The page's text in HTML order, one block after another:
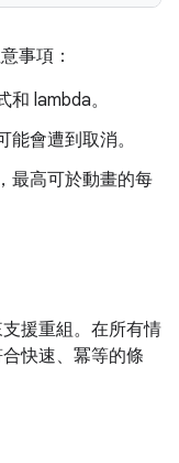
事項：
lambda。
會遭到取消。
最高可於動畫的每
援重組。在所有情
快速、冪等的條